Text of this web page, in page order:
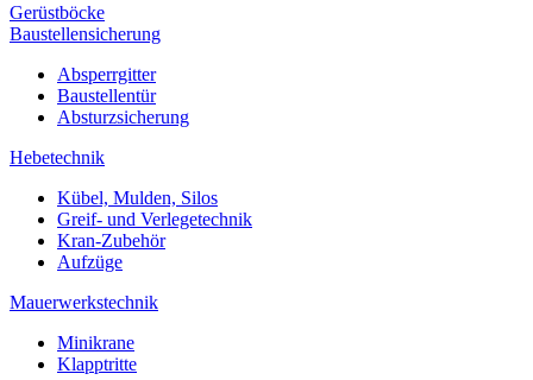
Gerüstböcke
Baustellensicherung
Absperrgitter
Baustellentür
Absturzsicherung
Hebetechnik
Kübel, Mulden, Silos
Greif- und Verlegetechnik
Kran-Zubehör
Aufzüge
Mauerwerkstechnik
Minikrane
Klapptritte